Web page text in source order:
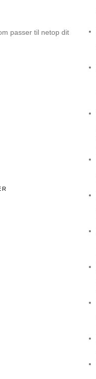
passer til netop dit